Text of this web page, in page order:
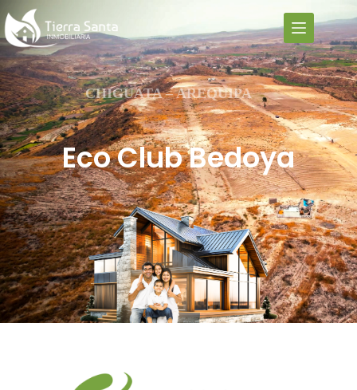
CHIGUATA – AREQUIPA
Eco Club Bedoya